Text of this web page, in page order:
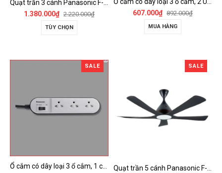
Quạt trần 3 cánh Panasonic F-60FV2
1.380.000₫ 2.220.000₫
TÙY CHỌN
607.000₫ 892.000₫
MUA HÀNG
SALE SALE
Quạt trần 5 cánh Panasonic F-60DGN có đèn LED và kết nối Wireless